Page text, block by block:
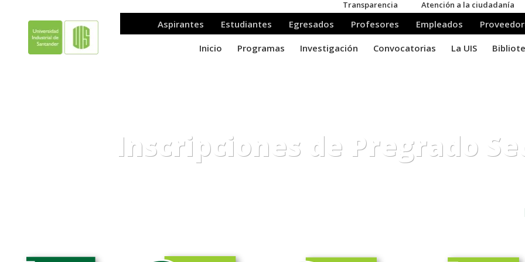
Inscripciones de Pregrado